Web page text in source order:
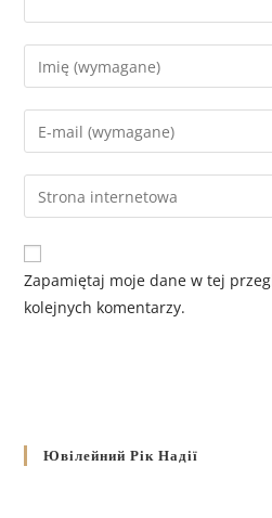
Zapamiętaj moje dane w tej
kolejnych komentarzy.
Ювілейний Рік Надії